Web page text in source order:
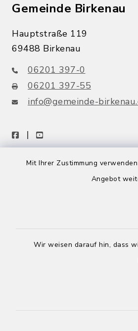
Mit Ihrer Zustimmung
Angebot
Wir weisen darauf hin, dass
Gemeinde Birkenau
Hauptstraße 119
69488 Birkenau
06201 397-0
06201 397-55
info@gemeinde-
facebookyoutube
Birkenau App